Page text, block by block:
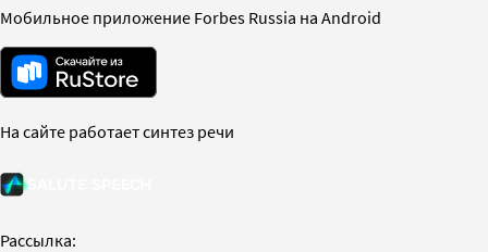
Мобильное приложение Forbes Russia на Android
На сайте работает синтез речи
Рассылка: